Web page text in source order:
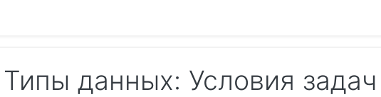
Типы данных: Условия задач